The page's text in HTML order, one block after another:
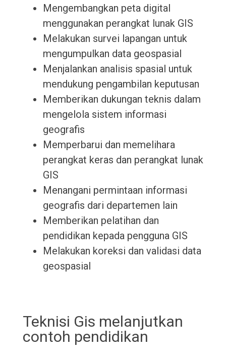
Mengembangkan peta digital
menggunakan perangkat lunak GIS
Melakukan survei lapangan untuk
mengumpulkan data geospasial
Menjalankan analisis spasial untuk
mendukung pengambilan keputusan
Memberikan dukungan teknis dalam
mengelola sistem informasi
geografis
Memperbarui dan memelihara
perangkat keras dan perangkat lunak
GIS
Menangani permintaan informasi
geografis dari departemen lain
Memberikan pelatihan dan
pendidikan kepada pengguna GIS
Melakukan koreksi dan validasi data
geospasial
Teknisi Gis melanjutkan
contoh pendidikan